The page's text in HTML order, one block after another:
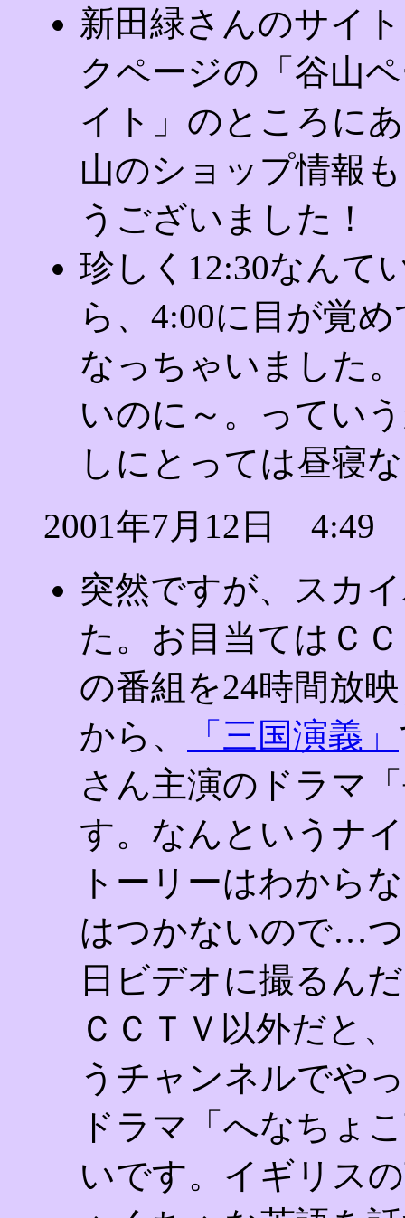
新田緑さんのサイ
クページの「谷山
イト」のところに
山のショップ情報
うございました！
珍しく12:30なんて
ら、4:00に目が覚
なっちゃいました
いのに～。ってい
しにとっては昼寝
2001年7月12日 4:49
突然ですが、スカ
た。お目当てはＣ
の番組を24時間放
から、
「三国演義」
さん主演のドラマ
す。なんというナ
トーリーはわから
はつかないので…
日ビデオに撮るん
ＣＣＴＶ以外だと
うチャンネルでや
ドラマ「へなちょ
いです。イギリス